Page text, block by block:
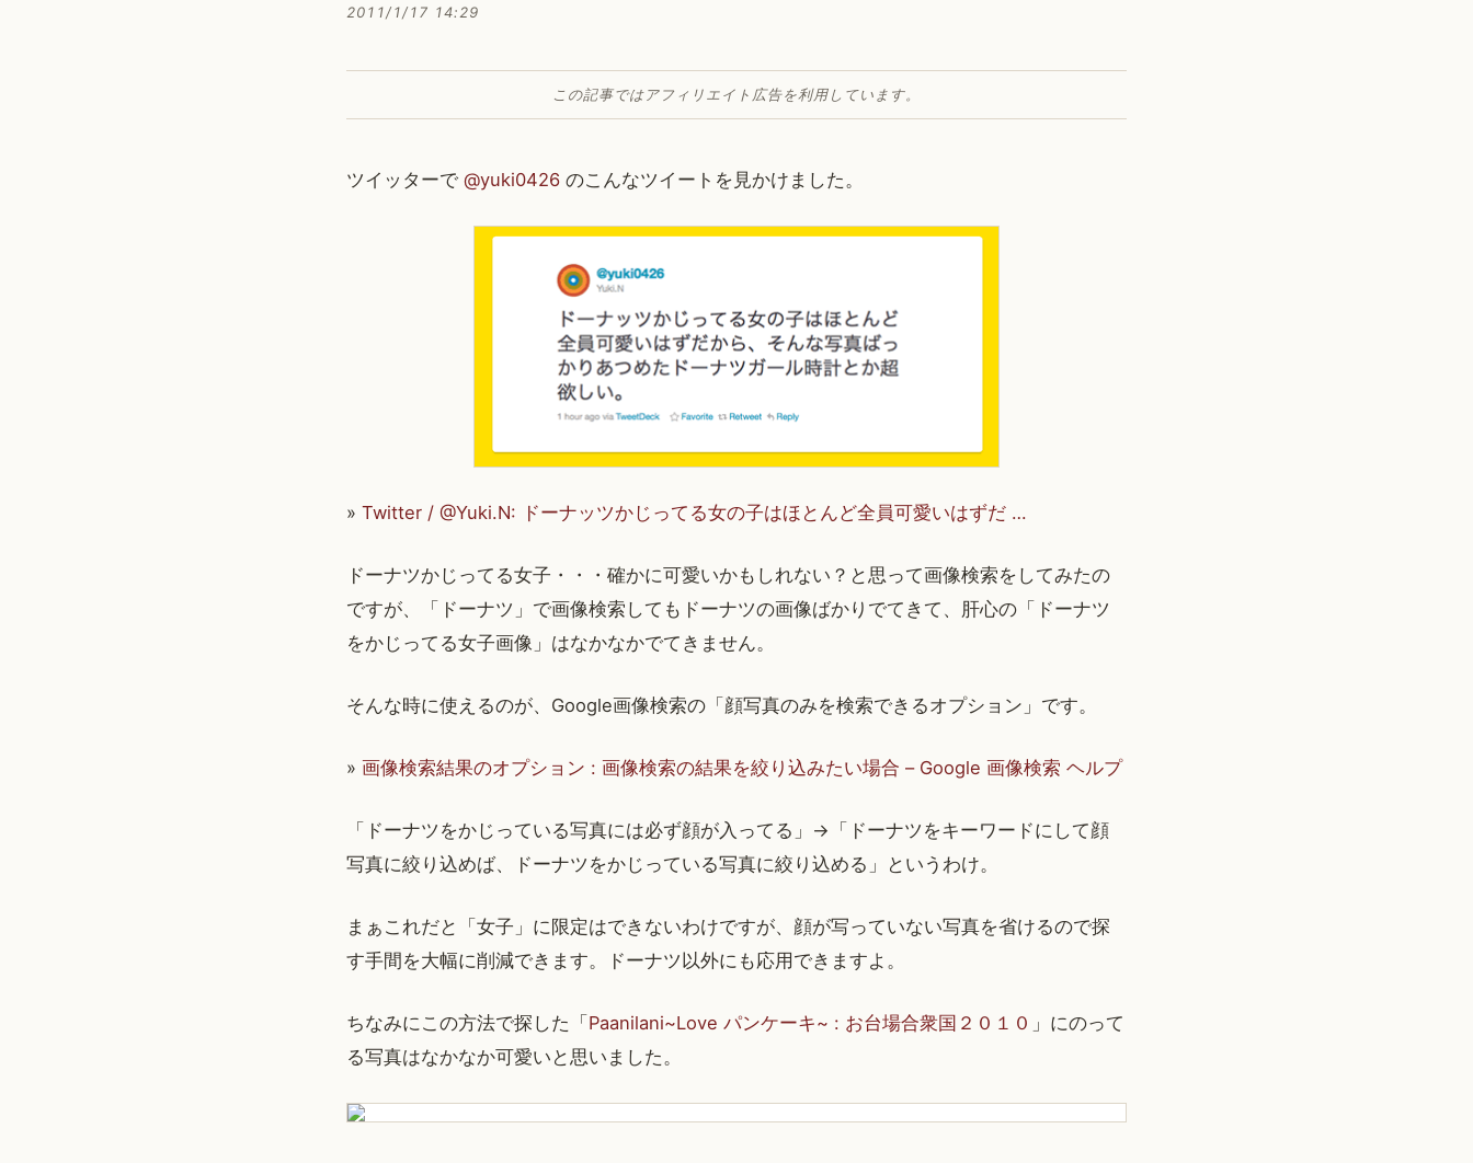
2011/1/17 14:29
この記事ではアフィリエイト広告を利用しています。
ツイッターで @yuki0426 のこんなツイートを見かけました。
» Twitter / @Yuki.N: ドーナッツかじってる女の子はほとんど全員可愛いはずだ …
ドーナツかじってる女子・・・確かに可愛いかもしれない？と思って画像検索をしてみたの
ですが、「ドーナツ」で画像検索してもドーナツの画像ばかりでてきて、肝心の「ドーナツ
をかじってる女子画像」はなかなかでてきません。
そんな時に使えるのが、Google画像検索の「顔写真のみを検索できるオプション」です。
» 画像検索結果のオプション : 画像検索の結果を絞り込みたい場合 – Google 画像検索 ヘルプ
「ドーナツをかじっている写真には必ず顔が入ってる」→「ドーナツをキーワードにして顔
写真に絞り込めば、ドーナツをかじっている写真に絞り込める」というわけ。
まぁこれだと「女子」に限定はできないわけですが、顔が写っていない写真を省けるので探
す手間を大幅に削減できます。ドーナツ以外にも応用できますよ。
ちなみにこの方法で探した「 Paanilani~Love パンケーキ~ : お台場合衆国２０１０ 」にのって
る写真はなかなか可愛いと思いました。